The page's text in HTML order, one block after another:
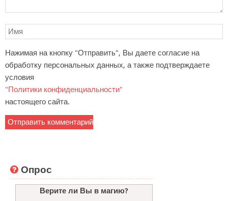
Нажимая на кнопку "Отправить", Вы даете согласие на
обработку персональных данных, а также подтверждаете
условия
"Политики конфиденциальности"
настоящего сайта.
Опрос
Верите ли Вы в магию?